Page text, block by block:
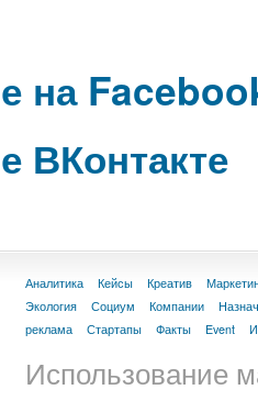
на
ВКонтакте
Аналитика Кейсы Креатив
Экология
Социум Компании
реклама
Стартапы Факты Event
Использование